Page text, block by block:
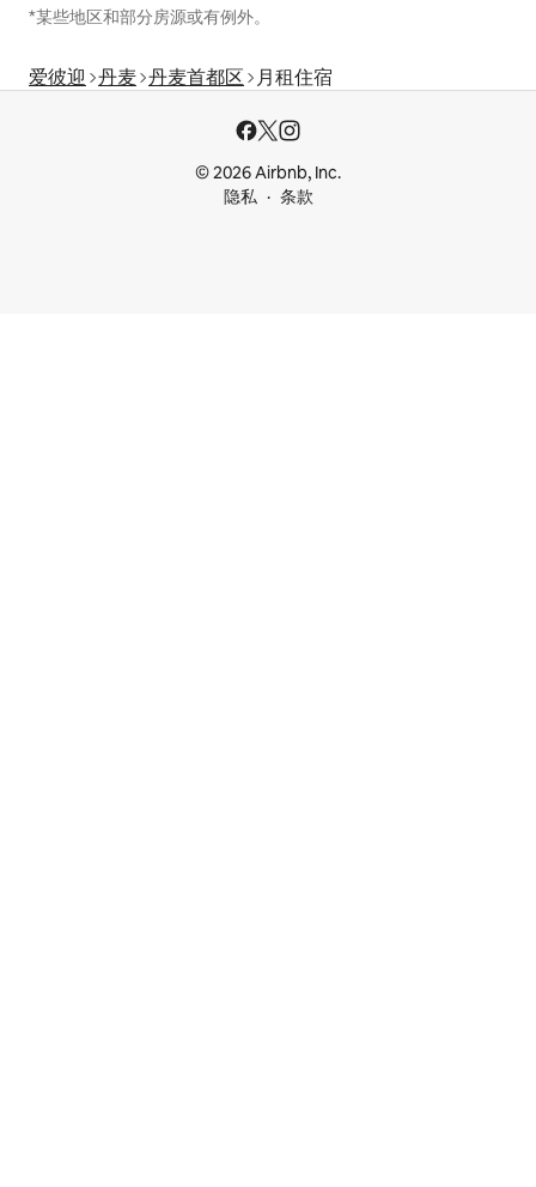
*某些地区和部分房源或有例外。
爱彼迎 丹麦 丹麦首都区 月租住宿
© 2026 Airbnb, Inc.
隐私
条款